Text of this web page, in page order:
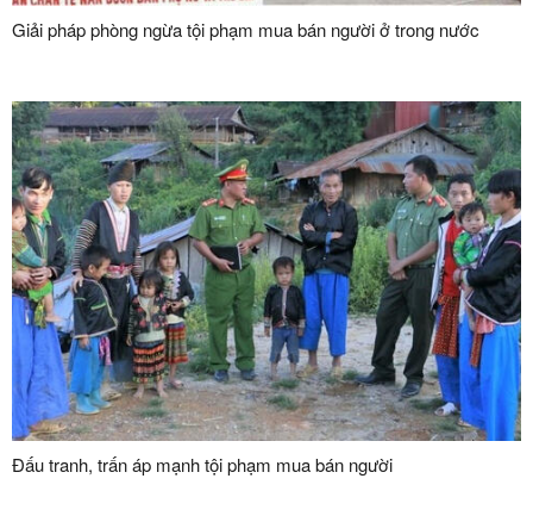
Giải pháp phòng ngừa tội phạm mua bán người ở trong nước
Đấu tranh, trấn áp mạnh tội phạm mua bán người